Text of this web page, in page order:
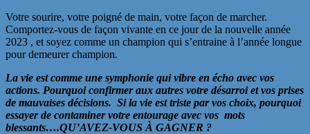
Votre sourire, votre poigné de main, votre façon de marcher.
Comportez-vous de façon vivante en ce jour de la nouvelle année
2023 , et soyez comme un champion qui s’entraine à l’année longue
pour demeurer champion.
La vie est comme une symphonie qui vibre en écho avec vos
actions. Pourquoi confirmer aux autres votre désarroi et vos prises
de mauvaises décisions. Si la vie est triste par vos choix, pourquoi
essayer de contaminer votre entourage avec vos mots
blessants….QU’AVEZ-VOUS À GAGNER ?